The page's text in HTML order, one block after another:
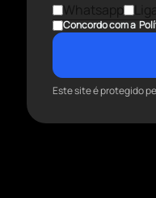
Whatsapp
Concordo com a
Este site é protegido